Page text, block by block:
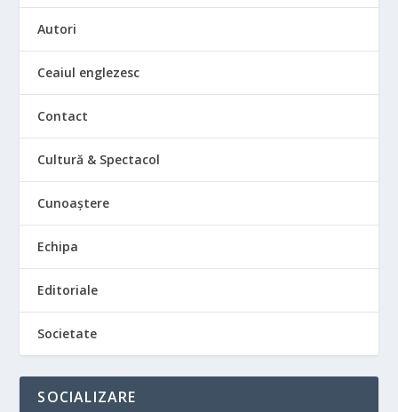
Autori
Ceaiul englezesc
Contact
Cultură & Spectacol
Cunoaștere
Echipa
Editoriale
Societate
SOCIALIZARE